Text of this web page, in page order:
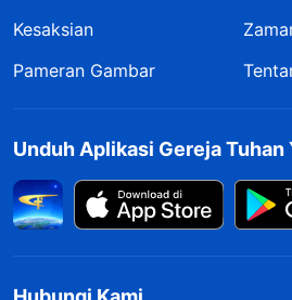
Kesaksian
Pameran Gambar
Unduh Aplikasi Gereja Tuhan